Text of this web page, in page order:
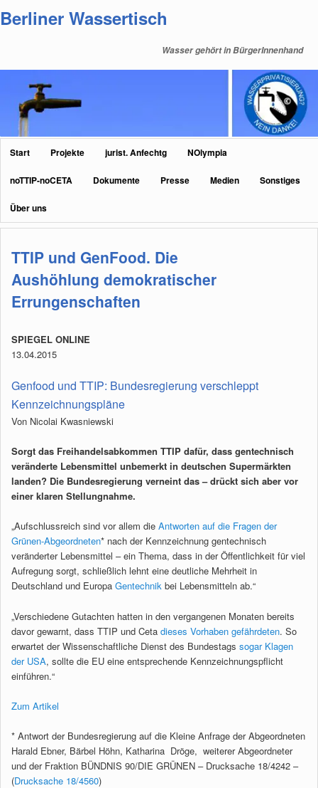
primären
sekundären
Berliner Wassertisch
Wasser gehört in BürgerInnenhand
Hauptmenü
Start Projekte jurist. Anfechtg NOlympia
noTTIP-noCETA Dokumente Presse Medien Sonstiges
Über uns
TTIP und GenFood. Die
Aushöhlung demokratischer
Errungenschaften
SPIEGEL ONLINE
13.04.2015
Genfood und TTIP: Bundesregierung verschleppt
Kennzeichnungspläne
Von Nicolai Kwasniewski
Sorgt das Freihandelsabkommen TTIP dafür, dass gentechnisch
veränderte Lebensmittel unbemerkt in deutschen Supermärkten
landen? Die Bundesregierung verneint das – drückt sich aber vor
einer klaren Stellungnahme.
„Aufschlussreich sind vor allem die Antworten auf die Fragen der
Grünen-Abgeordneten* nach der Kennzeichnung gentechnisch
veränderter Lebensmittel – ein Thema, dass in der Öffentlichkeit für viel
Aufregung sorgt, schließlich lehnt eine deutliche Mehrheit in
Deutschland und Europa Gentechnik bei Lebensmitteln ab.“
„Verschiedene Gutachten hatten in den vergangenen Monaten bereits
davor gewarnt, dass TTIP und Ceta dieses Vorhaben gefährdeten. So
erwartet der Wissenschaftliche Dienst des Bundestags sogar Klagen
der USA, sollte die EU eine entsprechende Kennzeichnungspflicht
einführen.“
Zum Artikel
* Antwort der Bundesregierung auf die Kleine Anfrage der Abgeordneten
Harald Ebner, Bärbel Höhn, Katharina Dröge, weiterer Abgeordneter
und der Fraktion BÜNDNIS 90/DIE GRÜNEN – Drucksache 18/4242 –
(Drucksache 18/4560)